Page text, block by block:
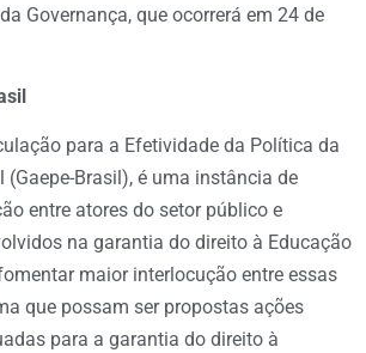
Governança, que ocorrerá em 24 de
para a Efetividade da Política da
(Gaepe-Brasil), é uma instância de
entre atores do setor público e
na garantia do direito à Educação
maior interlocução entre essas
que possam ser propostas ações
para a garantia do direito à